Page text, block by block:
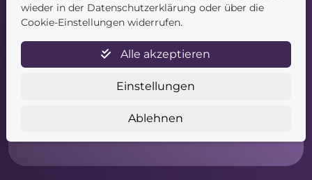
Newsletter
Datenschutz
Unsere AGB
Zahlung & Versand
Barrierefreiheitserklärung
wieder in der Datenschutzerklärung oder über die
Cookie-Einstellungen widerrufen.
Alle akzeptieren
Einstellungen
Ablehnen